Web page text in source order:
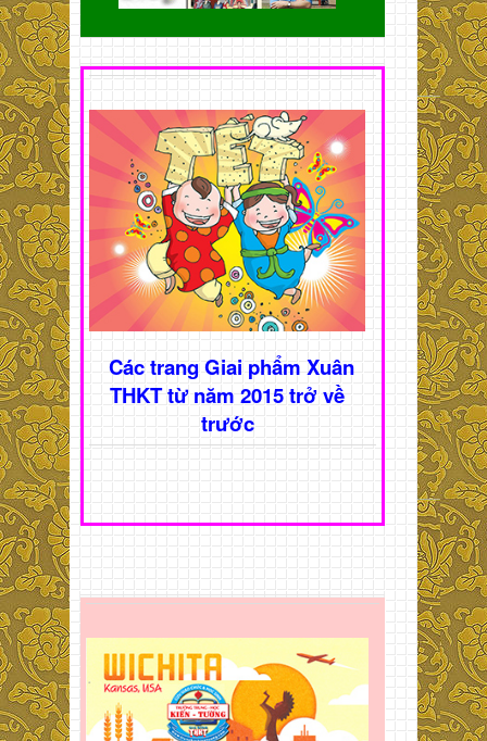
Các trang Giai phẩm Xuân
THKT từ năm 2015 trở về
trước